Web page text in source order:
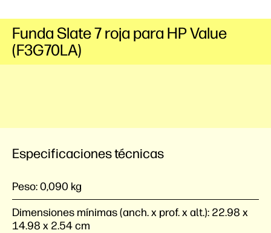
Funda Slate 7 roja para HP Value
(F3G70LA)
Especificaciones técnicas
Peso:0,090 kg
Dimensiones mínimas (anch. x prof. x alt.): 22.98 x
14.98 x 2.54 cm